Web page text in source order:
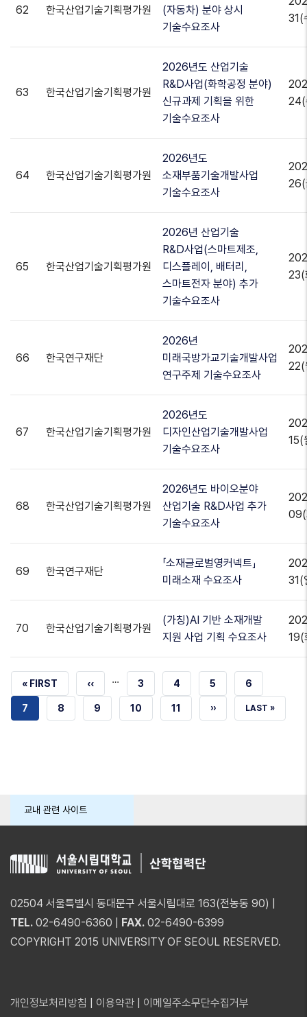
62 한국산업기술기획평가원
(자동차) 분야 상시
기술수요조사
31(
63 한국산업기술기획평가원
2026년도 산업기술
R&D사업(화학공정 분야)
신규과제 기획을 위한
기술수요조사
24(
64 한국산업기술기획평가원
2026년도
소재부품기술개발사업
기술수요조사
26(
65 한국산업기술기획평가원
2026년 산업기술
R&D사업(스마트제조,
디스플레이, 배터리,
스마트전자 분야) 추가
기술수요조사
23(
66 한국연구재단
2026년
미래국방가교기술개발사업
연구주제 기술수요조사
22(
67 한국산업기술기획평가원
2026년도
디자인산업기술개발사업
기술수요조사
15(
68 한국산업기술기획평가원
2026년도 바이오분야
산업기술 R&D사업 추가
기술수요조사
69 한국연구재단
「소재글로벌영커넥트」
미래소재 수요조사
31(
70 한국산업기술기획평가원
(가칭)AI 기반 소재개발
지원 사업 기획 수요조사
19(
첫
번째
« FIRST 이전
페이지
‹‹ … 쪽
3 쪽
4 쪽
5 쪽
6
현재
7 쪽
8 쪽
9 쪽
10 쪽
11 다음
›› 마지막
LAST »
교내 관련 사이트
02504 서울특별시 동대문구 서울시립대로 163(전농동 90) |
TEL. 02-6490-6360 | FAX. 02-6490-6399
COPYRIGHT 2015 UNIVERSITY OF SEOUL RESERVED.
개인정보처리방침 이용약관 이메일주소무단수집거부